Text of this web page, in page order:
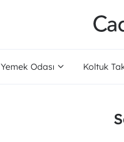
Yemek Odası Koltuk